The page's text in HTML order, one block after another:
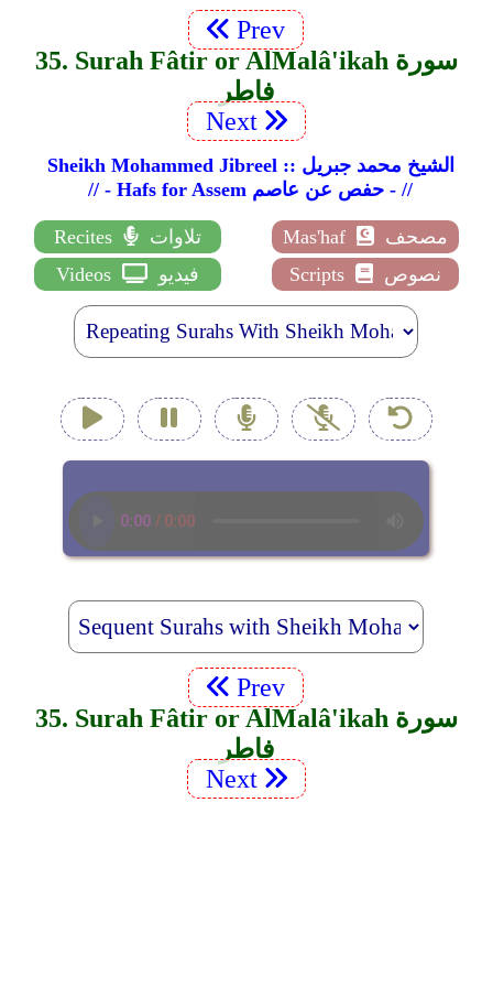
Prev
35. Surah Fâtir or Al­Malâ'ikah سورة
فاطر
Next
Sheikh Mohammed Jibreel :: الشيخ محمد جبريل
// - Hafs for Assem حفص عن عاصم - //
Recites تلاوات Mas'haf
مصحف
Videos
فيديو Scripts نصوص
Prev
35. Surah Fâtir or Al­Malâ'ikah سورة
فاطر
Next